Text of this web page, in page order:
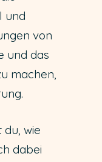
und
von
und das
machen,
wie
dabei